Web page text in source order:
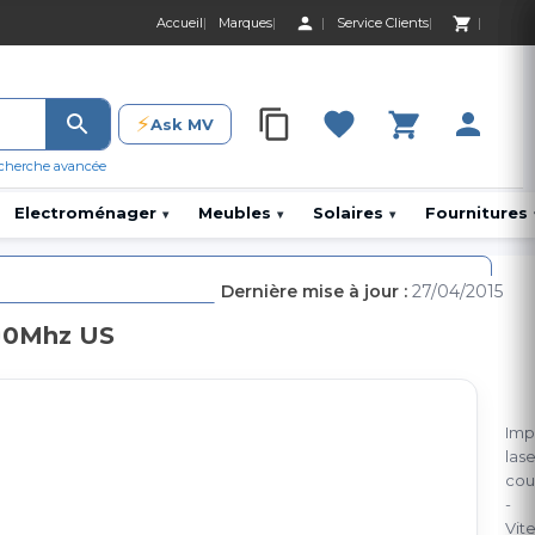
Accueil Marques Service Clients
0 Produit 0,00
avancée
⚡Ask MV 0 Produit 0,00 DH
Electroménager ▾ Meubles ▾ Solaires ▾ Fournitures
US
-
Dernière mise à jour : 27/04/2015